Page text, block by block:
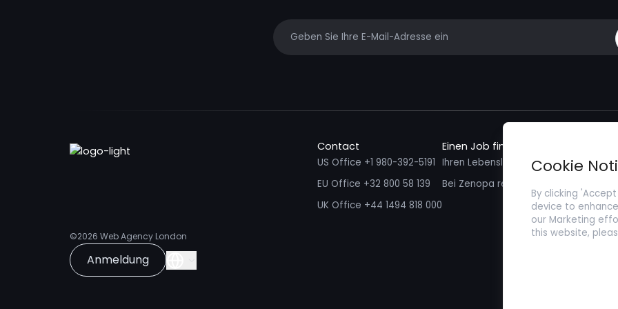
©2026 Web Agency London
Anmeldung
Contact
US Office +1 980-392-5191
EU Office +32 800 58 139
UK Office +44 1494 818 000
Einen Job finden
Ihren Lebenslauf einreichen
Bei Zenopa registrieren
Ich
Cookie
By clicking
device to
our Marketing
this website,